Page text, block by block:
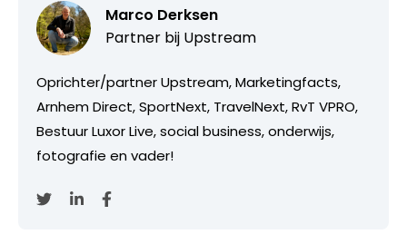
Marco Derksen
Partner bij Upstream
Oprichter/partner Upstream, Marketingfacts,
Arnhem Direct, SportNext, TravelNext, RvT VPRO,
Bestuur Luxor Live, social business, onderwijs,
fotografie en vader!